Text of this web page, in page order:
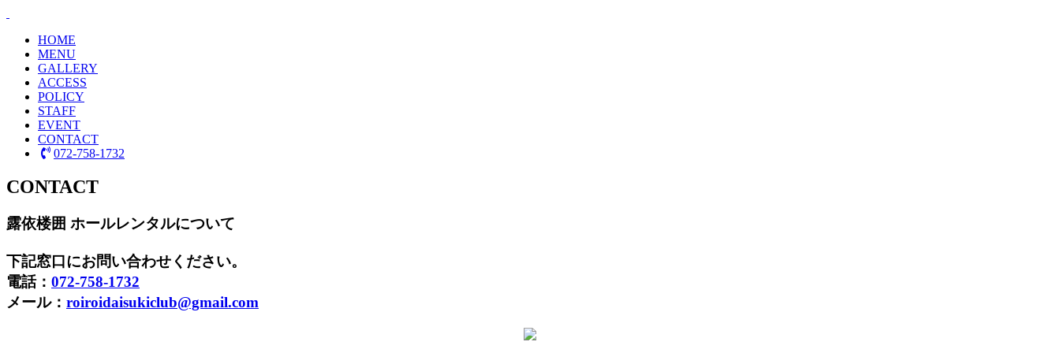
HOME
MENU
GALLERY
ACCESS
POLICY
STAFF
EVENT
CONTACT
072-758-1732
CONTACT
露依楼囲 ホールレンタルについて
下記窓口にお問い合わせください。
電話： 072-758-1732
メール： roiroidaisukiclub@gmail.com